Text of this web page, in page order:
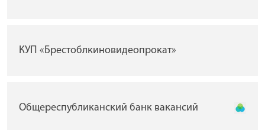
КУП «Брестоблкиновидеопрокат»
Общереспубликанский банк вакансий